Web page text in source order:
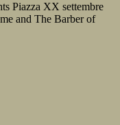
Piazza XX settembre
and The Barber of